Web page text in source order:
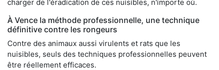
charger de l'éradication de ces nuisibles, n'importe où.
À Vence la méthode professionnelle, une technique
définitive contre les rongeurs
Contre des animaux aussi virulents et rats que les
nuisibles, seuls des techniques professionnelles peuvent
être réellement efficaces.